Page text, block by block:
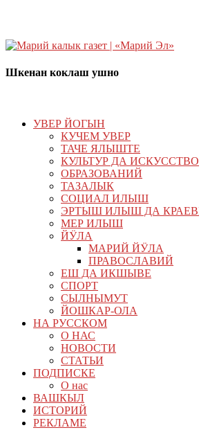
Шкенан коклаш ушно
УВЕР ЙОГЫН
КУЧЕМ УВЕР
ТАЧЕ ЯЛЫШТЕ
КУЛЬТУР ДА ИСКУССТВО
ОБРАЗОВАНИЙ
ТАЗАЛЫК
СОЦИАЛ ИЛЫШ
ЭРТЫШ ИЛЫШ ДА
МЕР ИЛЫШ
ЙӰЛА
МАРИЙ ЙӰЛА
ПРАВОСЛАВИЙ
ЕШ ДА ИКШЫВЕ
СПОРТ
СЫЛНЫМУТ
ЙОШКАР-ОЛА
НА РУССКОМ
О НАС
НОВОСТИ
СТАТЬИ
ПОДПИСКЕ
О нас
ВАШКЫЛ
ИСТОРИЙ
РЕКЛАМЕ